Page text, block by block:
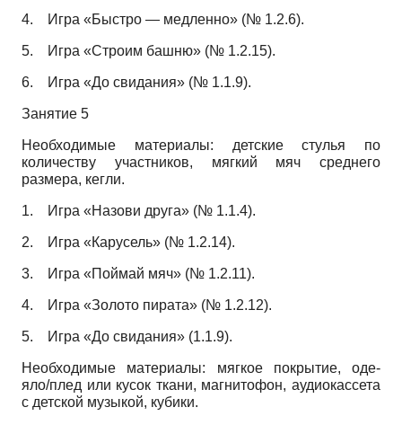
4. Игра «Быстро — медленно» (№ 1.2.6).
5. Игра «Строим башню» (№ 1.2.15).
6. Игра «До свидания» (№ 1.1.9).
Занятие 5
Необходимые материалы: детские стулья по
количеству участников, мягкий мяч среднего
размера, кегли.
1. Игра «Назови друга» (№ 1.1.4).
2. Игра «Карусель» (№ 1.2.14).
3. Игра «Поймай мяч» (№ 1.2.11).
4. Игра «Золото пирата» (№ 1.2.12).
5. Игра «До свидания» (1.1.9).
Необходимые материалы: мягкое покрытие, оде-
яло/плед или кусок ткани, магнитофон, аудиокассета
с детской музыкой, кубики.